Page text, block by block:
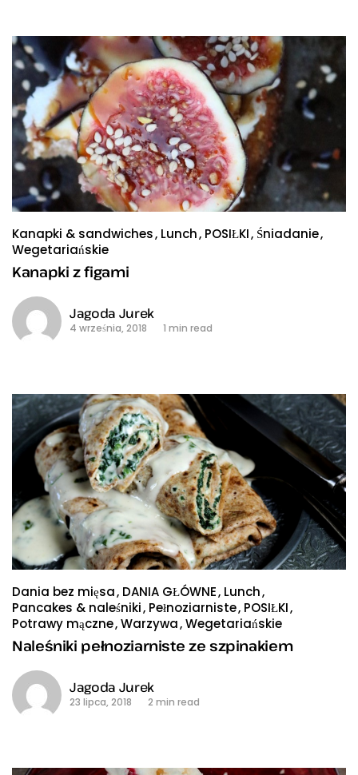
Kanapki & sandwiches Lunch POSIŁKI Śniadanie
Wegetariańskie
Kanapki z figami
Jagoda Jurek
4 września, 2018 1 min read
Dania bez mięsa DANIA GŁÓWNE Lunch
Pancakes & naleśniki Pełnoziarniste POSIŁKI
Potrawy mączne Warzywa Wegetariańskie
Naleśniki pełnoziarniste ze szpinakiem
Jagoda Jurek
23 lipca, 2018 2 min read